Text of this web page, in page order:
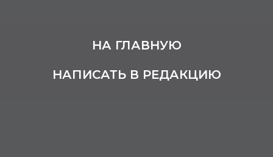
НА ГЛАВНУЮ
НАПИСАТЬ В РЕДАКЦИЮ